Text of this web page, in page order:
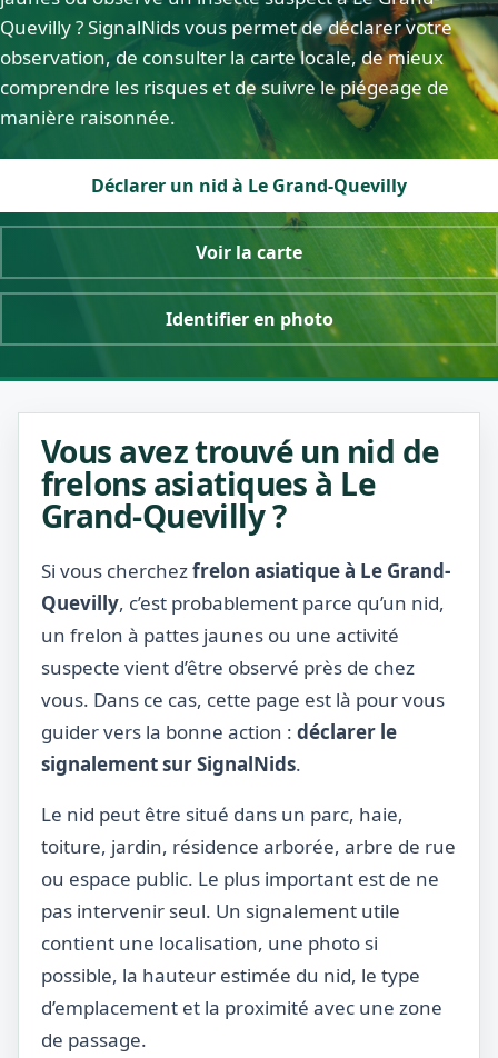
Quevilly ? SignalNids vous permet de déclarer votre
observation, de consulter la carte locale, de mieux
comprendre les risques et de suivre le piégeage de
manière raisonnée.
Déclarer un nid à Le Grand-Quevilly
Voir la carte
Identifier en photo
Vous avez trouvé un nid de
frelons asiatiques à Le
Grand-Quevilly ?
Si vous cherchezfrelon asiatique à Le Grand-
Quevilly, c’est probablement parce qu’un nid,
un frelon à pattes jaunes ou une activité
suspecte vient d’être observé près de chez
vous. Dans ce cas, cette page est là pour vous
guider vers la bonne action : déclarer le
signalement sur SignalNids.
Le nid peut être situé dans un parc, haie,
toiture, jardin, résidence arborée, arbre de rue
ou espace public. Le plus important est de ne
pas intervenir seul. Un signalement utile
contient une localisation, une photo si
possible, la hauteur estimée du nid, le type
d’emplacement et la proximité avec une zone
de passage.